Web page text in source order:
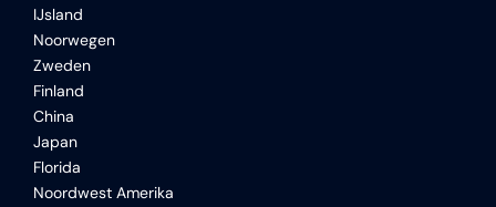
IJsland
Noorwegen
Zweden
Finland
China
Japan
Florida
Noordwest Amerika